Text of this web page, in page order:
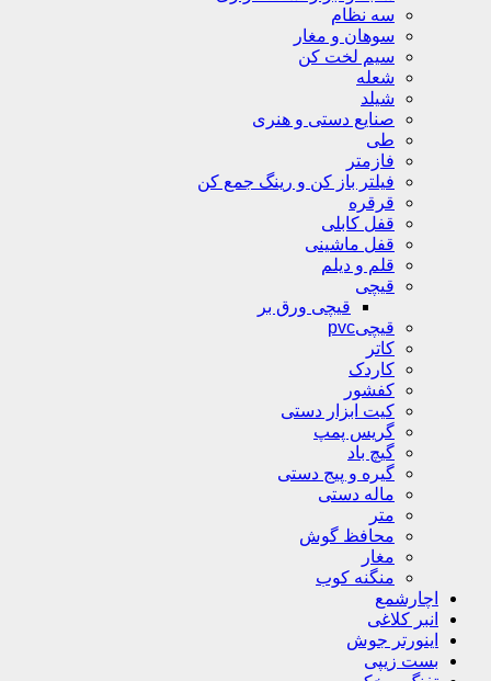
سه نظام
سوهان و مغار
سیم لخت کن
شعله
شیلد
صنایع دستی و هنری
طی
فازمتر
فیلتر باز کن و رینگ جمع کن
قرقره
قفل کابلی
قفل ماشینی
قلم و دیلم
قیچی
قیچی ورق بر
قیچیpvc
کاتر
کاردک
کفشور
کیت ابزار دستی
گریس پمپ
گیچ باد
گیره و پیج دستی
ماله دستی
متر
محافظ گوش
مغار
منگنه کوب
اچارشمع
انبر کلاغی
اینورتر جوش
بست زیپی